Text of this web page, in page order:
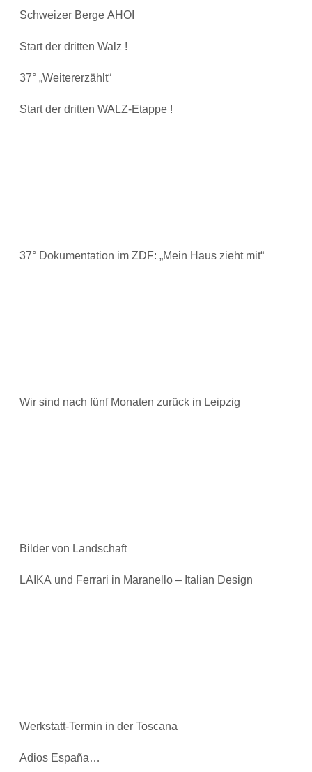
Schweizer Berge AHOI
Start der dritten Walz !
37° „Weitererzählt“
Start der dritten WALZ-Etappe !
37° Dokumentation im ZDF: „Mein Haus zieht mit“
Wir sind nach fünf Monaten zurück in Leipzig
Bilder von Landschaft
LAIKA und Ferrari in Maranello – Italian Design
Werkstatt-Termin in der Toscana
Adios España…